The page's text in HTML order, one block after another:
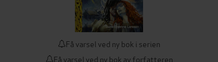
Få varsel ved ny bok i serien
Få varsel ved ny bok av forfatteren